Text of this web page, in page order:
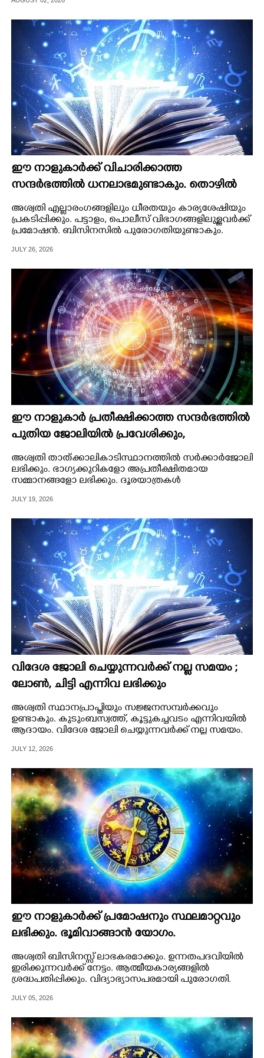
CARTOONS
LITERATURE
ZOOM
CONTACT US
ഈ നാളുകാർക്ക് വിചാരിക്കാത്ത
സന്ദർഭത്തിൽ ധനലാഭമുണ്ടാകും. തൊഴിൽ
രഹിതർക്ക് ജോലി ലഭിക്കും
അശ്വതി എല്ലാരംഗങ്ങളിലും ധീരതയും കാര്യശേഷിയും
പ്രകടിപ്പിക്കും. പട്ടാളം, പൊലീസ് വിഭാഗങ്ങളിലുള്ളവർക്ക്
പ്രമോഷൻ. ബിസിനസിൽ പുരോഗതിയുണ്ടാകും.
JULY 26, 2026
ഈ നാളുകാർ പ്രതീക്ഷിക്കാത്ത സന്ദർഭത്തിൽ
പുതിയ ജോലിയിൽ പ്രവേശിക്കും,​
ബിസിനസിൽ നിന്നും ഊഹക്കച്ചവടത്തിൽ
നിന്നും ആദായം
അശ്വതി താത്ക്കാലികാടിസ്ഥാനത്തിൽ സർക്കാർജോലി
ലഭിക്കും. ഭാഗ്യക്കുറികളോ അപ്രതീക്ഷിതമായ
സമ്മാനങ്ങളോ ലഭിക്കും. ദൂരയാത്രകൾ
സഹകരണമുണ്ടാകും.
JULY 19, 2026
വിദേശ ജോലി ചെയ്യുന്നവർക്ക് നല്ല സമയം ;
ലോൺ, ചിട്ടി എന്നിവ ലഭിക്കും
അശ്വതി സ്ഥാനപ്രാപ്തിയും സജ്ജനസമ്പർക്കവും
ഉണ്ടാകും. കുടുംബസ്വത്ത്, കൂട്ടുകച്ചവടം എന്നിവയിൽ
ആദായം. വിദേശ ജോലി ചെയ്യുന്നവർക്ക് നല്ല സമയം.
JULY 12, 2026
ഈ നാളുകാർക്ക് പ്രമോഷനും സ്ഥലമാറ്റവും
ലഭിക്കും. ഭൂമിവാങ്ങാൻ യോഗം.
അശ്വതി ബിസിനസ്സ് ലാഭകരമാക്കും. ഉന്നതപദവിയിൽ
ഇരിക്കുന്നവർക്ക് നേട്ടം. ആത്മീയകാര്യങ്ങളിൽ
ശ്രദ്ധപതിപ്പിക്കും. വിദ്യാഭ്യാസപരമായി പുരോഗതി.
JULY 05, 2026